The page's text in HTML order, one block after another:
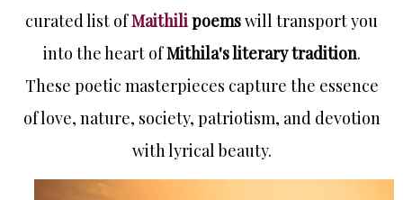
curated list ofMaithilipoemswill transport you
into the heart ofMithila's literary tradition.
These poetic masterpieces capture the essence
of love, nature, society, patriotism, and devotion
with lyrical beauty.